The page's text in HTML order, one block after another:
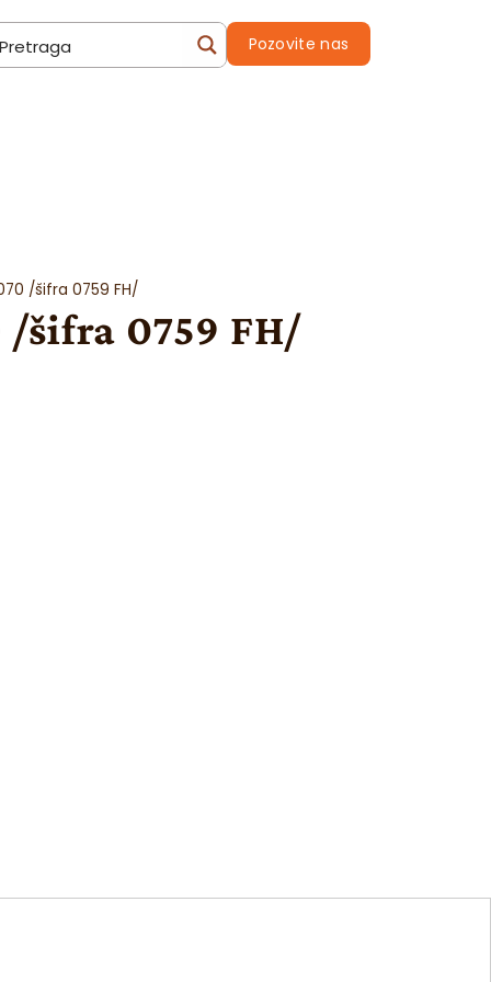
Pozovite nas
/šifra 0759 FH/
/šifra 0759 FH/